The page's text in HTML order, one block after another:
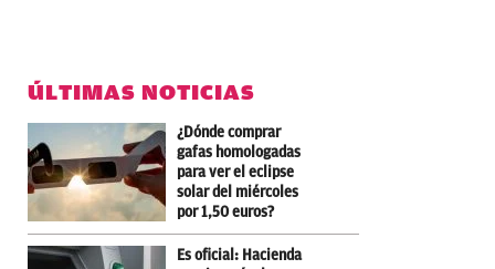
ÚLTIMAS NOTICIAS
¿Dónde comprar
gafas homologadas
para ver el eclipse
solar del miércoles
por 1,50 euros?
Es oficial: Hacienda